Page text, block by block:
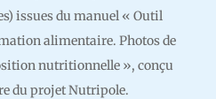
issues du manuel « Outil
alimentaire. Photos de
nutritionnelle », conçu
du projet Nutripole.